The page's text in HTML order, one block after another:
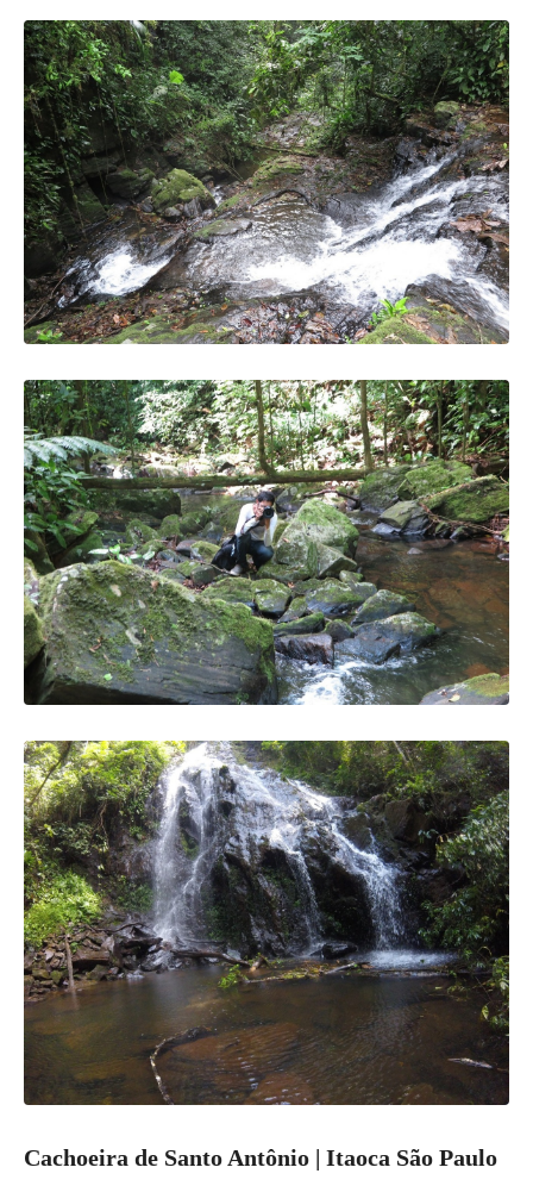
Cachoeira de Santo Antônio | Itaoca São Paulo